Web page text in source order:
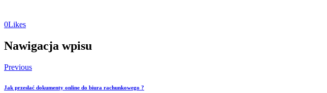
0Likes
Nawigacja wpisu
Previous
Jak przesłać dokumenty online do biura rachunkowego ?